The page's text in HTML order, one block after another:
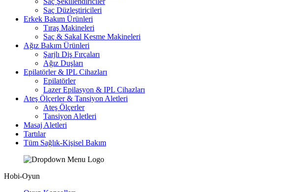
Saç Düzleştiricileri
Erkek Bakım Ürünleri
Tıraş Makineleri
Saç & Sakal Kesme Makineleri
Ağız Bakım Ürünleri
Şarjlı Diş Fırçaları
Ağız Duşları
Epilatörler & IPL Cihazları
Epilatörler
Lazer Epilasyon & IPL Cihazları
Ateş Ölçerler & Tansiyon Aletleri
Ateş Ölçerler
Tansiyon Aletleri
Masaj Aletleri
Tartılar
Tüm Sağlık-Kişisel Bakım
Hobi-Oyun